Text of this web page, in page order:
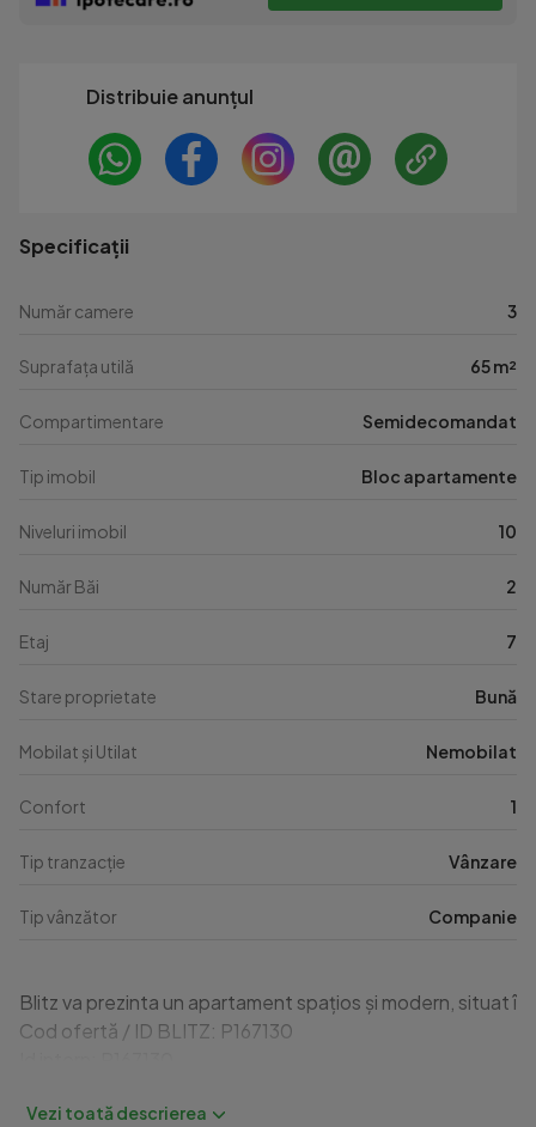
Distribuie anunțul
Specificații
Număr camere 3
Suprafața utilă 65 m²
Compartimentare Semidecomandat
Tip imobil Bloc apartamente
Niveluri imobil 10
Număr Băi 2
Etaj 7
Stare proprietate Bună
Mobilat și Utilat Nemobilat
Confort 1
Tip tranzacție Vânzare
Tip vânzător Companie
Blitz va prezinta un apartament spațios și modern, situat
Cod ofertă / ID BLITZ: P167130